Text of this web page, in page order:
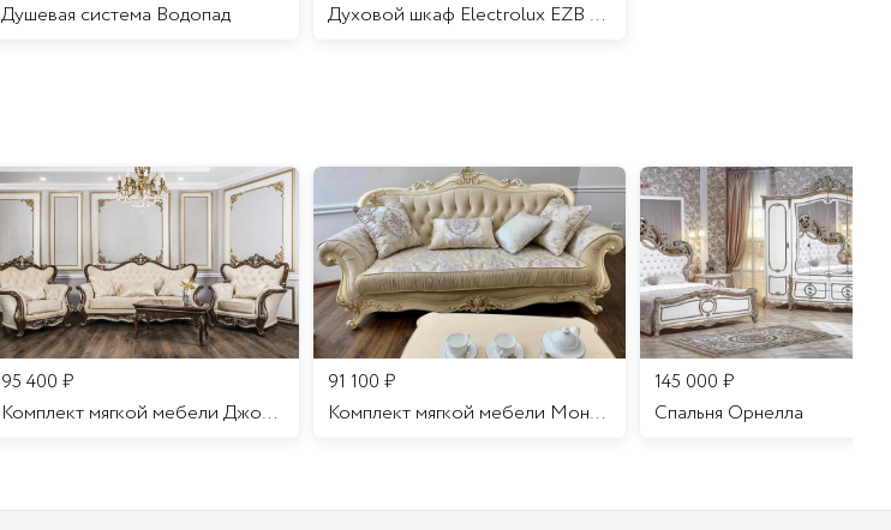
Душевая система Водопад
Духовой шкаф Electrolux EZB 52410 AK
95 400 ₽
Комплект мягкой мебели Джоконда
91 100 ₽
Комплект мягкой мебели Мона Лиза
145 000 ₽
Cпальня Орнелла